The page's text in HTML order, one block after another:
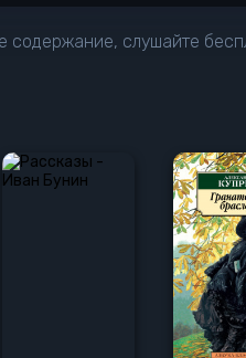
слушайте